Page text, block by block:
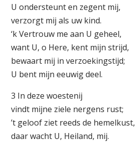
U ondersteunt en zegent mij,
verzorgt mij als uw kind.
‘k Vertrouw me aan U geheel,
want U, o Here, kent mijn strijd,
bewaart mij in verzoekingstijd;
U bent mijn eeuwig deel.
3 In deze woestenij
vindt mijne ziele nergens rust;
’t geloof ziet reeds de hemelkust,
daar wacht U, Heiland, mij.